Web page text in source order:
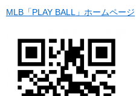
MLB「PLAY BALL」ホームページ